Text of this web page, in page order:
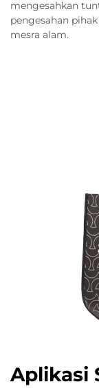
mengesahkan
pengesahan
mesra alam.
Aplikasi